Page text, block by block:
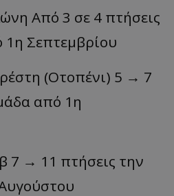
Από 3 σε 4 πτήσεις
Σεπτεμβρίου
(Οτοπένι) 5 → 7
από 1η
7 → 11 πτήσεις την